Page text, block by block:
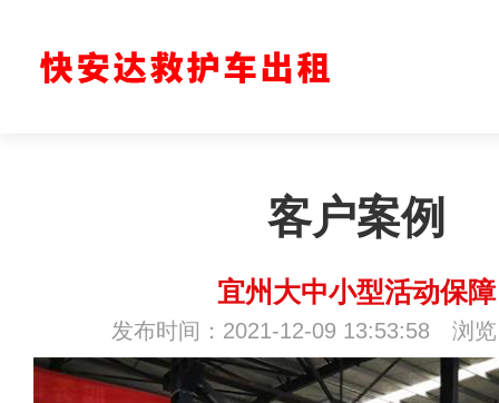
客户案例
宜州大中小型活动保障
发布时间：2021-12-09 13:53:58 浏览